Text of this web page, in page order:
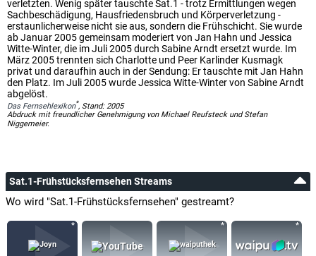
verletzten. Wenig später tauschte Sat.1 - trotz Ermittlungen wegen
Sachbeschädigung, Hausfriedensbruch und Körperverletzung -
erstaunlicherweise nicht sie aus, sondern die Frühschicht. Sie wurde
ab Januar 2005 gemeinsam moderiert von Jan Hahn und Jessica
Witte-Winter, die im Juli 2005 durch Sabine Arndt ersetzt wurde. Im
März 2005 trennten sich Charlotte und Peer Karlinder Kusmagk
privat und daraufhin auch in der Sendung: Er tauschte mit Jan Hahn
den Platz. Im Juli 2005 wurde Jessica Witte-Winter von Sabine Arndt
abgelöst.
Das Fernsehlexikon*, Stand: 2005
Abdruck mit freundlicher Genehmigung von Michael Reufsteck und Stefan
Niggemeier.
Sat.1-Frühstücksfernsehen Streams
Wo wird "Sat.1-Frühstücksfernsehen" gestreamt?